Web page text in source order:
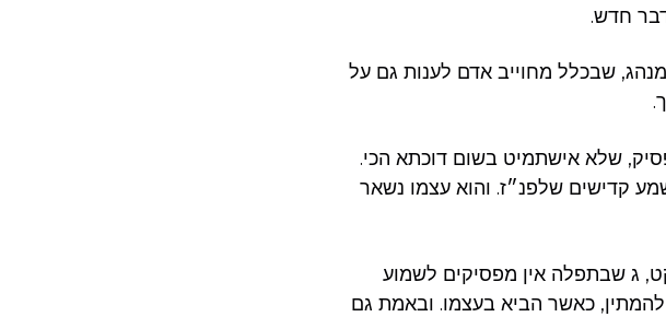
חדש.
שבכלל מחוייב אדם לענות גם על
שלא אישתמיט בשום דוכתא הכי.
קדישים שלפנ״ז. והוא עצמו נשאר
ג שבתפלה אין מפסיקים לשמוע
להמתין, כאשר הביא בעצמו. ובאמת גם